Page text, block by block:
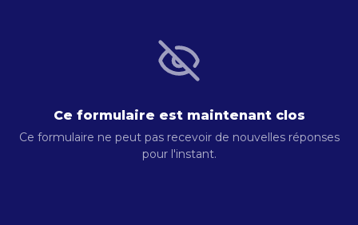
Ce formulaire est maintenant clos
Ce formulaire ne peut pas recevoir de nouvelles réponses
pour l'instant.